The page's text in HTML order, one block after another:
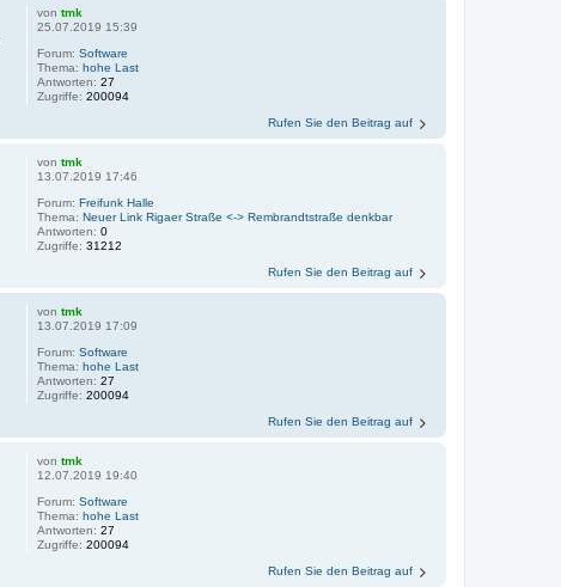
vontmk
25.07.2019 15:39
Forum:Software
Thema:hohe Last
Antworten:27
Zugriffe:200094
Rufen Sie den Beitrag auf
vontmk
13.07.2019 17:46
Forum:Freifunk Halle
Thema:Neuer Link Rigaer Straße <-> Rembrandtstraße denkbar
Antworten:0
Zugriffe:31212
Rufen Sie den Beitrag auf
vontmk
13.07.2019 17:09
Forum:Software
Thema:hohe Last
Antworten:27
Zugriffe:200094
Rufen Sie den Beitrag auf
vontmk
12.07.2019 19:40
Forum:Software
Thema:hohe Last
Antworten:27
Zugriffe:200094
Rufen Sie den Beitrag auf